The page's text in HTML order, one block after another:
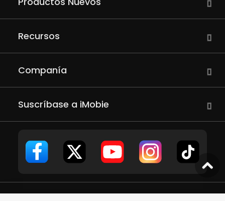
Recursos
Companía
Suscríbase a iMobie